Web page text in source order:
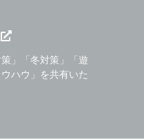
」「冬対策」「遊
ハウ」を共有いた